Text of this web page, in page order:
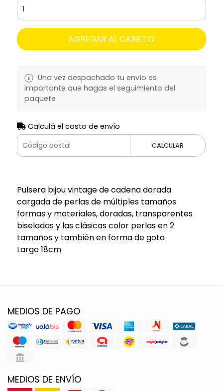
AGREGAR AL CARRITO
Una vez despachado tu envío es
importante que hagas el seguimiento del
paquete
Calculá el costo de envío
CALCULAR
Pulsera bijou vintage de cadena dorada
cargada de perlas de múltiples tamaños
formas y materiales, doradas, transparentes
biseladas y las clásicas color perlas en 2
tamaños y también en forma de gota
Largo 18cm
MEDIOS DE PAGO
MEDIOS DE ENVÍO